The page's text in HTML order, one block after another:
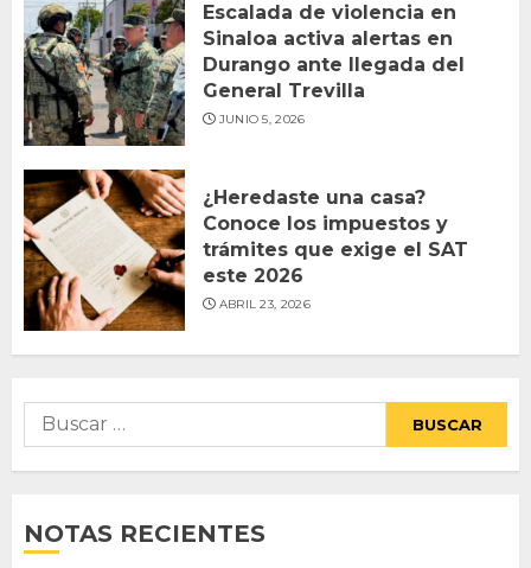
Escalada de violencia en
Sinaloa activa alertas en
Durango ante llegada del
General Trevilla
JUNIO 5, 2026
¿Heredaste una casa?
Conoce los impuestos y
trámites que exige el SAT
este 2026
ABRIL 23, 2026
Buscar:
NOTAS RECIENTES